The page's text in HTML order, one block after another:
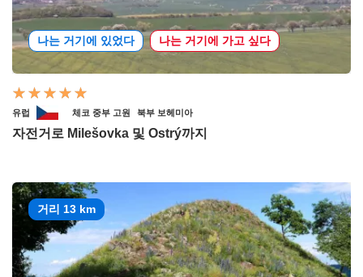
나는 거기에 있었다 나는 거기에 가고 싶다
유럽 체코 중부 고원 북부 보헤미아
자전거로 Milešovka 및 Ostrý까지
거리 13 km